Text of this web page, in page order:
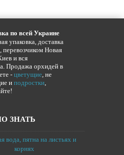
по всей Украине
упаковка, доставка
перевозчиком Новая
и вся
Продажа орхидей в
-цветущие, не
и подростки,
ЗНАТЬ